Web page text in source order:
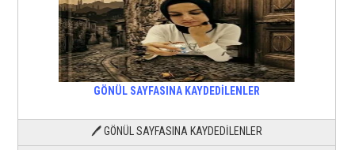
GÖNÜL SAYFASINA KAYDEDİLENLER
🖊 GÖNÜL SAYFASINA KAYDEDİLENLER